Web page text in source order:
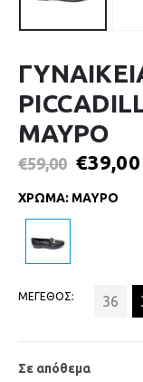
ΜΑΥΡΟ
€59,00 €39,00
ΧΡΩΜΑ: ΜΑΥΡΟ
ΜΕΓΕΘΟΣ 36
Σε απόθεμα